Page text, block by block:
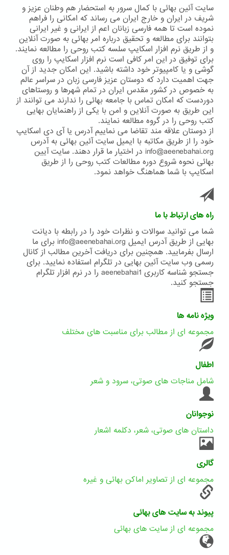
سایت آئین بهائی با کمال سرور به استحضار هم وطنان عزیز و
شریف در ایران و خارج ایران می رساند که امکانی را فراهم
نموده است تا همه فارسی زبانان اعم از ایرانی و غیر ایرانی
بتوانند برای مطالعه و تحقیق درباره امر بهائی به صورت آنلاین
و از طریق نرم افزار اسکایپ سلسه کتب روحی را مطالعه نمایند.
برای توفیق در این امر کافی است نرم افزار اسکایپ را روی
گوشی و یا کامپیوتر خود داشته باشید. این امکان جدید از آن
جهت اهمیت دارد که دوستان عزیز فارسی زبان در سراسر عالم
به خصوص در کشور مقدس ایران در تمام شهرها و روستاهای
دوردست که امکان تماس با جامعه بهائی را ندارند می توانند از
این طریق به صورت آنلاین و امن با یکی از راهنمایان بهایی
کتب روحی را در گروه مطالعه نمایند.
از دوستان علاقه مند تقاضا می نماییم آدرس یا آی دی اسکایپ
خود را از طریق مکاتبه با ایمیل سایت آئین بهائی به آدرس
info@aeenebahai.org در اختیار ما قرار دهند. سایت آیین
بهائی نحوه شروع دوره مطالعات کتب روحی را از طریق
اسکایپ با شما هماهنگ خواهد نمود.
راه های ارتباط با ما
شما می توانید سوالات و نظرات خود را در رابطه با دیانت
بهایی از طریق آدرس ایمیل info@aeenebahai.org برای ما
ارسال بفرمایید. همچنین برای دریافت آخرین مطالب از کانال
رسمی وب سایت آئین بهایی در تلگرام استفاده نمایید. برای
جستجو شناسه کاربری aeenebahai1 را در نرم افزار تلگرام
جستجو کنید.
ویژه نامه ها
مجموعه ای از مطالب برای مناسبت های مختلف
اطفال
شامل مناجات های صوتی، سرود و شعر
نوجوانان
داستان های صوتی، شعر، دکلمه اشعار
گالری
مجموعه ای از تصاویر اماکن بهائی و غیره
پیوند به سایت های بهائی
مجموعه ای از سایت های بهائی